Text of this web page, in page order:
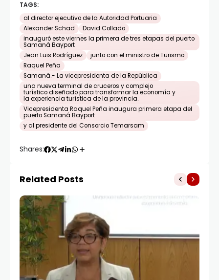
TAGS:
al director ejecutivo de la Autoridad Portuaria
Alexander Schad
David Collado
inauguró este viernes la primera de tres etapas del puerto
Samaná Bayport
Jean Luis Rodríguez
junto con el ministro de Turismo
Raquel Peña
Samaná.- La vicepresidenta de la República
una nueva terminal de cruceros y complejo
turístico diseñado para transformar la economía y
la experiencia turística de la provincia.
Vicepresidenta Raquel Peña inaugura primera etapa del
puerto Samaná Bayport
y al presidente del Consorcio Temarsam
Shares:
Related Posts